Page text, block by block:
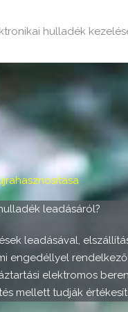
hulladék
leadásáról?
leadásával,
engedéllyel rendelkező
elektromos
mellett tudják